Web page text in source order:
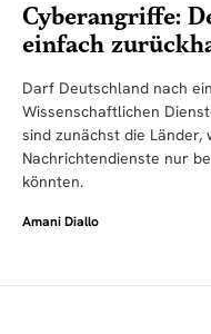
Cyberangriffe:
einfach
Darf Deutschland nach
Wissenschaftlichen
sind zunächst die Länder,
Nachrichtendienste nur
könnten.
Amani Diallo